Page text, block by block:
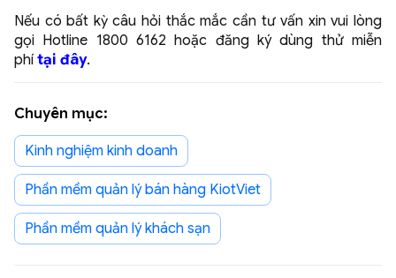
Nếu có bất kỳ câu hỏi thắc mắc cần tư vấn xin vui lòng
gọi Hotline 1800 6162 hoặc đăng ký dùng thử miễn
phí tại đây.
Chuyên mục:
Kinh nghiệm kinh doanh
Phần mềm quản lý bán hàng KiotViet
Phần mềm quản lý khách sạn